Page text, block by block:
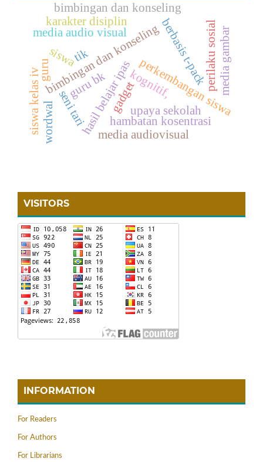
bimbingan dan konselingberbasis t-pack
media audio visual
bimbingan dan konseling
kognitif,
hasil belajar ipasperkembangan siswa
seni tari
siswa kelas iv
tik
siswa
guru
hambatan kosentrasi
wordwal
gadget
perilaku sosial
guru bk
media audiovisual
media gambar
karakter disiplin
upaya sekolah
VISITORS
INFORMATION
For Readers
For Authors
For Librarians